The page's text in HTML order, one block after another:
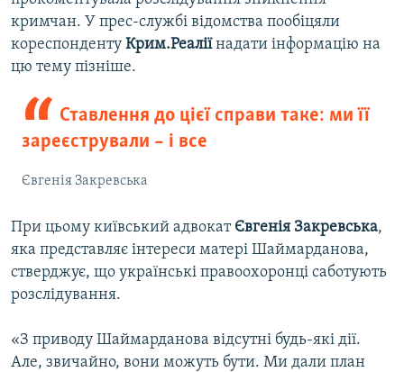
кримчан. У прес-службі відомства пообіцяли
кореспонденту Крим.Реаліїнадати інформацію на
цю тему пізніше.
Ставлення до цієї справи таке: ми її
зареєстрували – і все
Євгенія Закревська
При цьому київський адвокат Євгенія Закревська,
яка представляє інтереси матері Шаймарданова,
стверджує, що українські правоохоронці саботують
розслідування.
«З приводу Шаймарданова відсутні будь-які дії.
Але, звичайно, вони можуть бути. Ми дали план